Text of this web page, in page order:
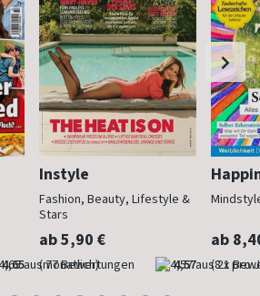
4,65
Instyle
Fashion, Beauty, Lifestyle &
Stars
ab 5,90 €
(monatlich) 4,57
ab
(8 x pro